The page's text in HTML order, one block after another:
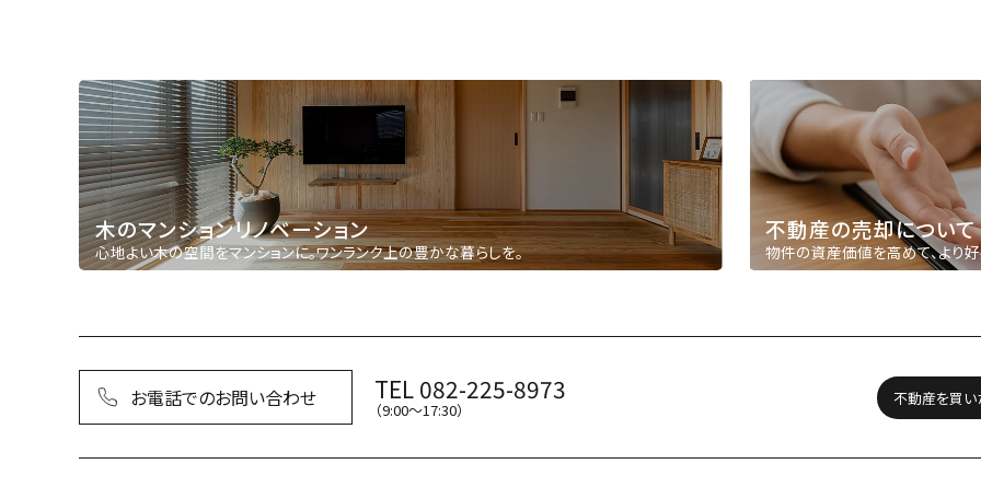
木のマンションリノベーション
心地よい木の空間をマンションに。ワンランク上の豊かな暮らしを。
不動産の売却について
物件の資産価値を高めて、より
お電話でのお問い合わせ TEL 082-225-8973
（9:00〜17:30）
不動産を買い